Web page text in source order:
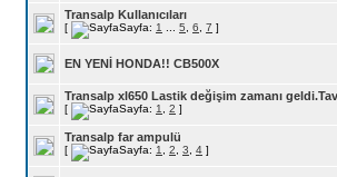
Transalp Kullanıcıları
[ Sayfa: 1 5 6 7 ]
EN YENİ HONDA!! CB500X
Transalp xl650 Lastik değişim zamanı
[ Sayfa: 1 2 ]
Transalp far ampulü
[ Sayfa: 1 2 3 4 ]